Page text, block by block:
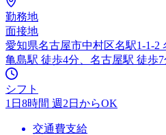
勤務地
面接地
愛知県名古屋市中村区名駅1-1-2
亀島駅 徒歩4分、名古屋駅 徒歩
シフト
1日8時間 週2日からOK
交通費支給